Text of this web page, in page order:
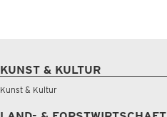
KUNST & KULTUR
Kunst & Kultur